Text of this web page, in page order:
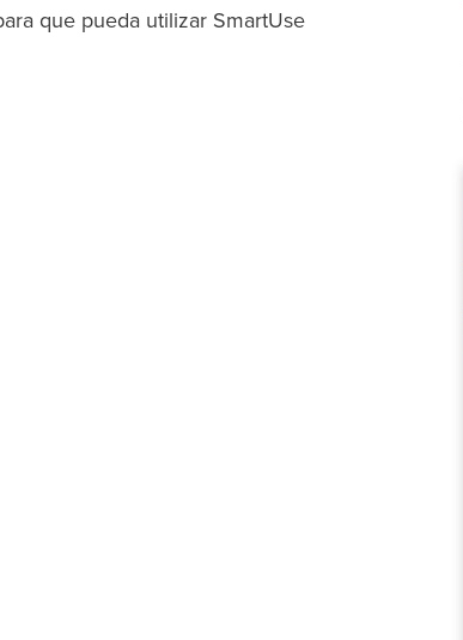
que pueda utilizar SmartUse